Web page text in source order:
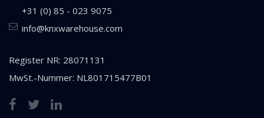
+31 (0) 85 - 023 9075
info@knxwarehouse.com
Register NR: 28071131
MwSt.-Nummer: NL801715477B01